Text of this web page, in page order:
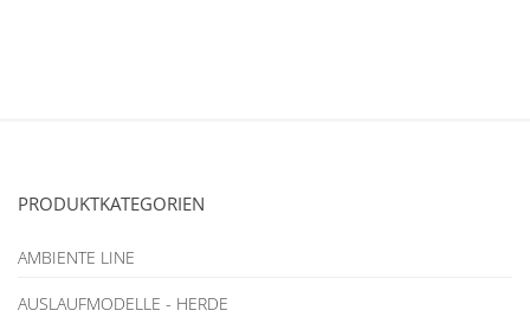
PRODUKTKATEGORIEN
AMBIENTE LINE
AUSLAUFMODELLE - HERDE